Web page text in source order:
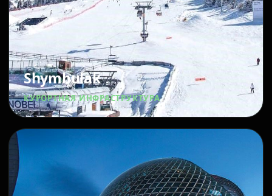
Shymbulak
КУРОРТНАЯ ИНФРАСТРУКТУРА